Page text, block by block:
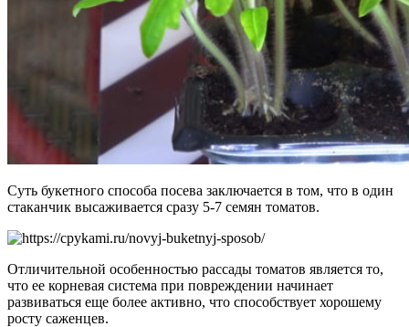
Суть букетного способа посева заключается в том, что в один
стаканчик высаживается сразу 5-7 семян томатов.
Отличительной особенностью рассады томатов является то,
что ее корневая система при повреждении начинает
развиваться еще более активно, что способствует хорошему
росту саженцев.